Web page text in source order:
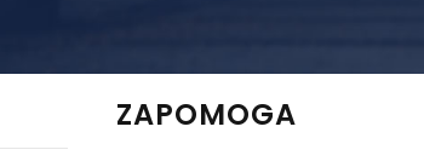
ZAPOMOGA